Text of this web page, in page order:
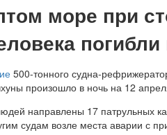
море при
500-тонного судна-
произошло в ночь на 12
направлены 17 патрульных
судам возле места аварии с